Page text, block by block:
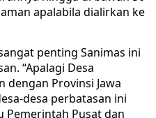
apalabila dialirkan ke
penting Sanimas ini
“Apalagi Desa
dengan Provinsi Jawa
desa perbatasan ini
Pemerintah Pusat dan